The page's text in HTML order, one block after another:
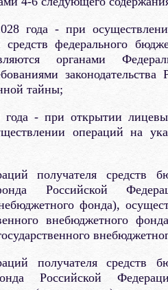
года - при
средств федерального
органами
тайны;
- при открытии
операций на
получателя средств
Российской
фонда),
внебюджетного
получателя средств
Российской